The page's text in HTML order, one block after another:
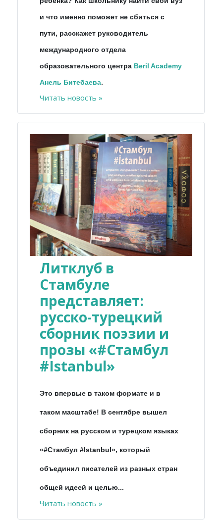
и что именно поможет не сбиться с
пути, расскажет руководитель
международного отдела
образовательного центра Beril Academy
Анель Битебаева.
Читать новость »
Литклуб в
Стамбуле
представляет:
русско-турецкий
сборник поэзии и
прозы «#Стамбул
#Istanbul»
Это впервые в таком формате и в
таком масштабе! В сентябре вышел
сборник на русском и турецком языках
«#Стамбул #Istanbul», который
объединил писателей из разных стран
общей идеей и целью...
Читать новость »